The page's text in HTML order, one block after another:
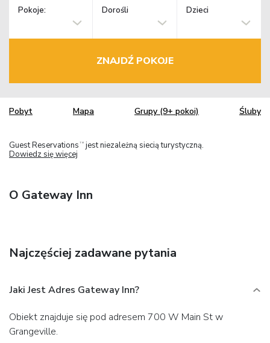
Pokoje: Dorośli Dzieci
ZNAJDŹ POKOJE
Pobyt Mapa Grupy (9+ pokoi) Śluby
Guest Reservations TM jest niezależną siecią turystyczną.
Dowiedz się więcej
O Gateway Inn
Najczęściej zadawane pytania
Jaki Jest Adres Gateway Inn?
Obiekt znajduje się pod adresem 700 W Main St w
Grangeville.